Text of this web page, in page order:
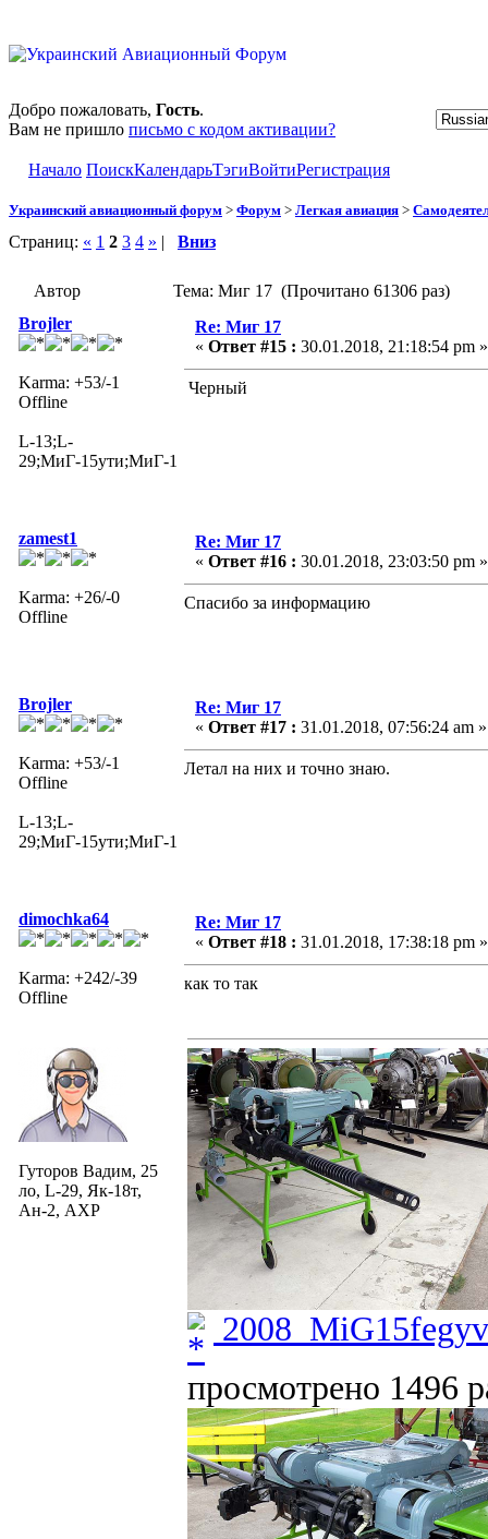
Добро пожаловать, Гость.
Вам не пришло письмо с кодом активации?
Начало ПоискКалендарьТэгиВойтиРегистрация
Украинский авиационный форум > Форум > Легкая авиация >
Страниц: « 1 2 3 4 » | Вниз
Автор
Тема: Миг 17 (Прочитано 61306 раз)
Brojler
Karma: +53/-1
Offline
L-13;L-
29;МиГ-15ути;МиГ-17;Як-18;АХР
Re: Миг 17
« Ответ #15 : 30.01.2018, 21:18:54 pm »
Черный
zamest1
Karma: +26/-0
Offline
Re: Миг 17
« Ответ #16 : 30.01.2018, 23:03:50 pm »
Спасибо за информацию
Brojler
Karma: +53/-1
Offline
L-13;L-
29;МиГ-15ути;МиГ-17;Як-18;АХР
Re: Миг 17
« Ответ #17 : 31.01.2018, 07:56:24 am »
Летал на них и точно знаю.
dimochka64
Karma: +242/-39
Offline
Гуторов Вадим, 25
ло, L-29, Як-18т,
Ан-2, АХР
Re: Миг 17
« Ответ #18 : 31.01.2018, 17:38:18 pm »
как то так
просмотрено 1496